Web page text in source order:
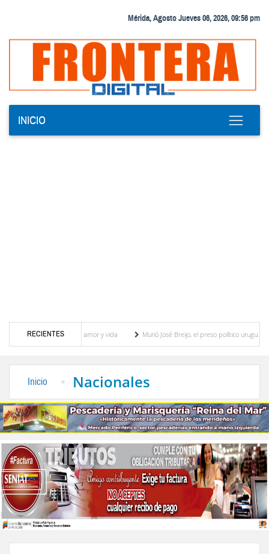
Mérida, Agosto Jueves 06, 2026, 09:56 pm
INICIO
RECIENTES
acto de amor y vida
Murió José Breijo, el preso político uruguayo-venezolano
Inicio Nacionales